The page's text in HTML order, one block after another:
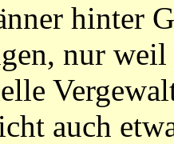
hinter
nur weil
auch